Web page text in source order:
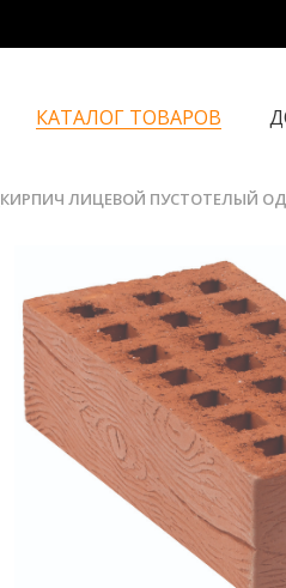
КАТАЛОГ ТОВАРОВ
КИРПИЧ ЛИЦЕВОЙ ПУСТОТЕЛЫЙ